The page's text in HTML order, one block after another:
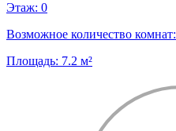
Этаж: 0
Возможное количество комнат:
Площадь: 7.2 м²